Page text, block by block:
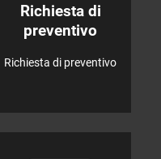
Richiesta di
preventivo
Richiesta di preventivo